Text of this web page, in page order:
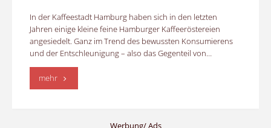
In der Kaffeestadt Hamburg haben sich in den letzten
Jahren einige kleine feine Hamburger Kaffeeröstereien
angesiedelt. Ganz im Trend des bewussten Konsumierens
und der Entschleunigung – also das Gegenteil von…
mehr"Hamburger
Werbung/ Ads